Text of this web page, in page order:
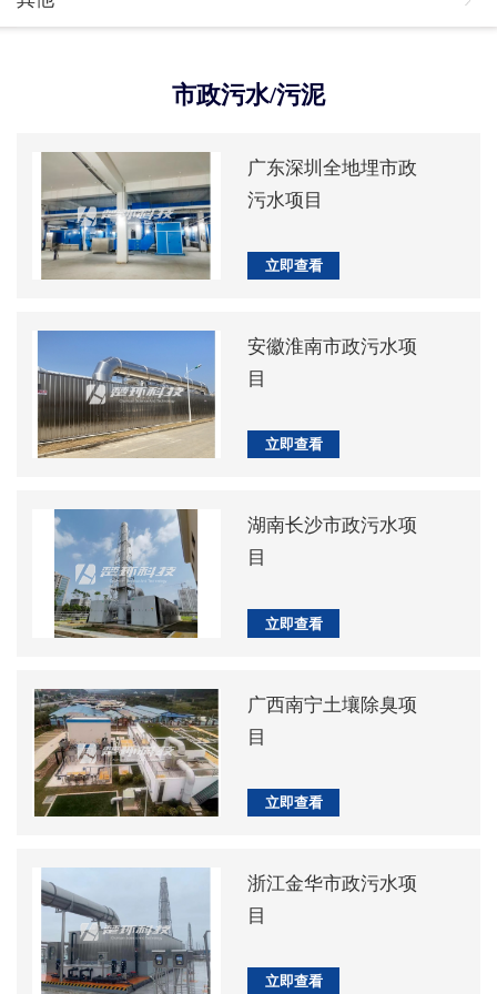
市政污水/污泥
广东深圳全地埋市政
污水项目
立即查看
安徽淮南市政污水项
目
立即查看
湖南长沙市政污水项
目
立即查看
广西南宁土壤除臭项
目
立即查看
浙江金华市政污水项
目
立即查看